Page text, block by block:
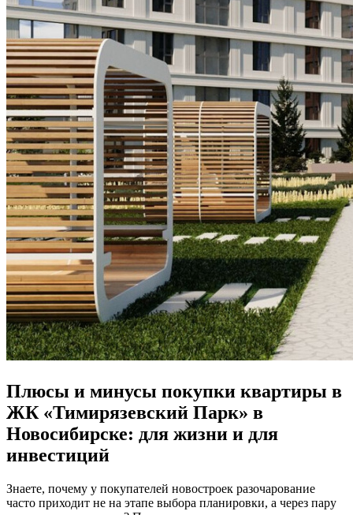
Плюсы и минусы покупки квартиры в
ЖК «Тимирязевский Парк» в
Новосибирске: для жизни и для
инвестиций
Знаете, почему у покупателей новостроек разочарование
часто приходит не на этапе выбора планировки, а через пару